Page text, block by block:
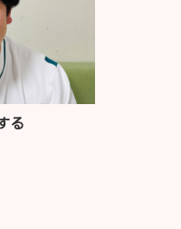
00-15：35 受付期
（水）
：00-15：35 受付期
（水）
受付期間：令和８
医療センター」のペー
る